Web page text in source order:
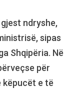
ndryshe,
sipas
Shqipëria. Në
për
këpucët e të